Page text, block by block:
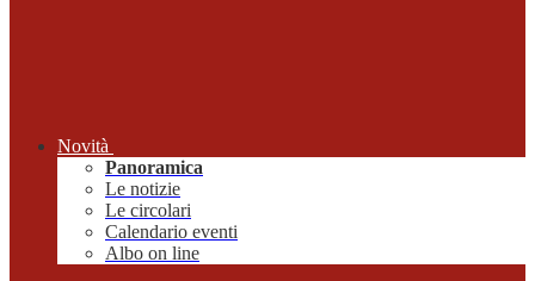
Novità
Panoramica
Le notizie
Le circolari
Calendario eventi
Albo on line